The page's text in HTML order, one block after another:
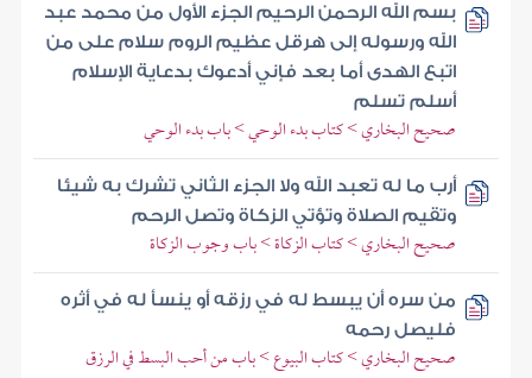
بسم الله الرحمن الرحيم الجزء الأول من محمد عبد
الله ورسوله إلى هرقل عظيم الروم سلام على من
اتبع الهدى أما بعد فإني أدعوك بدعاية الإسلام
أسلم تسلم
صحيح البخاري > كتاب بدء الوحي > باب بدء الوحي
أرب ما له تعبد الله ولا الجزء الثاني تشرك به شيئا
وتقيم الصلاة وتؤتي الزكاة وتصل الرحم
صحيح البخاري > كتاب الزكاة > باب وجوب الزكاة
من سره أن يبسط له في رزقه أو ينسأ له في أثره
فليصل رحمه
صحيح البخاري > كتاب البيوع > باب من أحب البسط في الرزق